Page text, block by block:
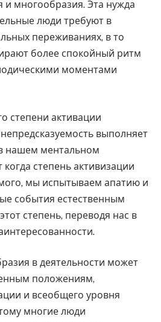
и многообразия. Эта нужда
люди требуют в
переживаниях, в то
более спокойный ритм
моментами
степени активации
выполняет
нашем ментальном
степень активизации
мы испытываем апатию и
события естественным
степень, переводя нас в
в деятельности может
положениям,
и всеобщего уровня
многие люди